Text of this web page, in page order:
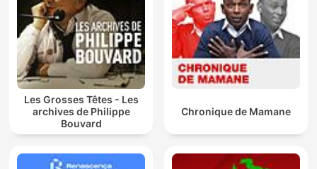
Les Grosses Têtes - Les
archives de Philippe
Bouvard
Chronique de Mamane